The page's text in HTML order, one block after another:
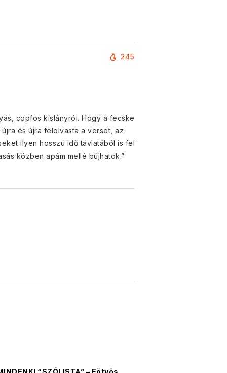
245
copfos kislányról. Hogy a fecske
és újra felolvasta a verset, az
ilyen hosszú idő távlatából is fel
közben apám mellé bújhatok.”